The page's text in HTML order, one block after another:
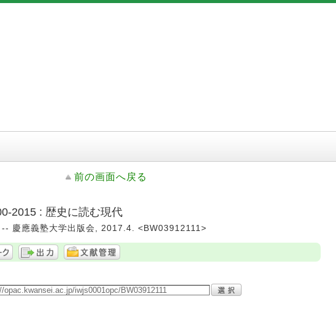
前の画面へ戻る
2015 : 歴史に読む現代
慶應義塾大学出版会, 2017.4. <BW03912111>